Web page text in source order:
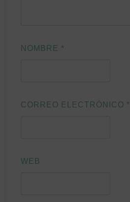
NOMBRE *
CORREO ELECTRÓNICO *
WEB